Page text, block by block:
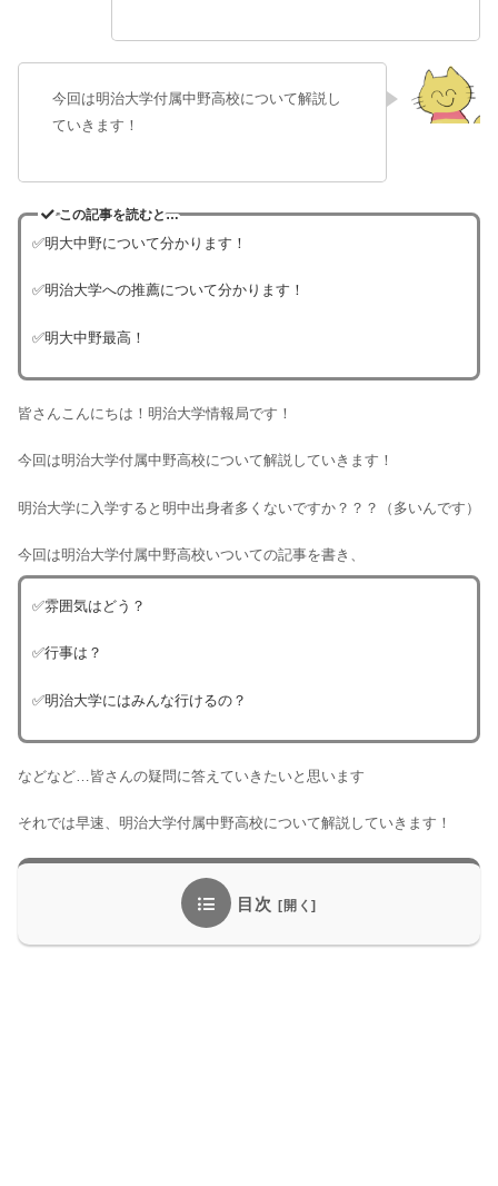
今回は明治大学付属中野高校について解説し
ていきます！
この記事を読むと…
✅明大中野について分かります！
✅明治大学への推薦について分かります！
✅明大中野最高！
皆さんこんにちは！明治大学情報局です！
今回は明治大学付属中野高校について解説していきます！
明治大学に入学すると明中出身者多くないですか？？？（多いんです）
今回は明治大学付属中野高校いついての記事を書き、
✅雰囲気はどう？
✅行事は？
✅明治大学にはみんな行けるの？
などなど…皆さんの疑問に答えていきたいと思います
それでは早速、明治大学付属中野高校について解説していきます！
目次